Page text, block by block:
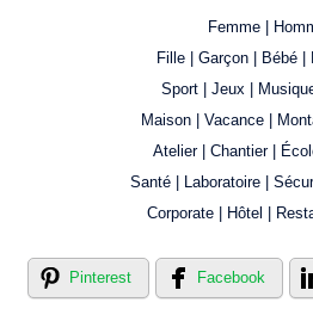
Femme |
Fille | Garçon | Bébé |
Sport | Jeux |
Maison | Vacance |
Atelier | Chantier |
Santé | Laboratoire |
Corporate | Hôtel |
Pinterest Facebook